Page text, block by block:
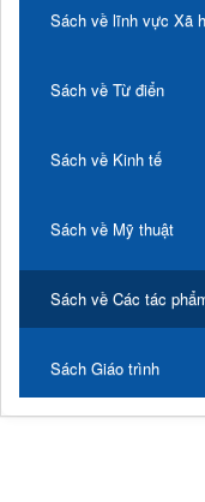
Sách về lĩnh vực Xã
Sách về Từ điển
Sách về Kinh tế
Sách về Mỹ thuật
Sách về Các tác
Sách Giáo trình